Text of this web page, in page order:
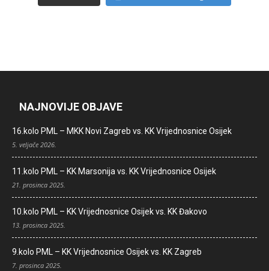
NAJNOVIJE OBJAVE
16.kolo PML – MKK Novi Zagreb vs. KK Vrijednosnice Osijek
5. veljače 2026.
11.kolo PML – KK Marsonija vs. KK Vrijednosnice Osijek
21. prosinca 2025.
10.kolo PML – KK Vrijednosnice Osijek vs. KK Đakovo
13. prosinca 2025.
9.kolo PML – KK Vrijednosnice Osijek vs. KK Zagreb
7. prosinca 2025.